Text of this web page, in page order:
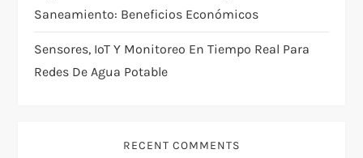
Saneamiento: Beneficios Económicos
Sensores, IoT Y Monitoreo En Tiempo Real Para
Redes De Agua Potable
RECENT COMMENTS